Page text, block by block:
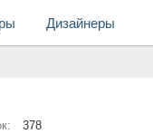
Дизайнеры
378